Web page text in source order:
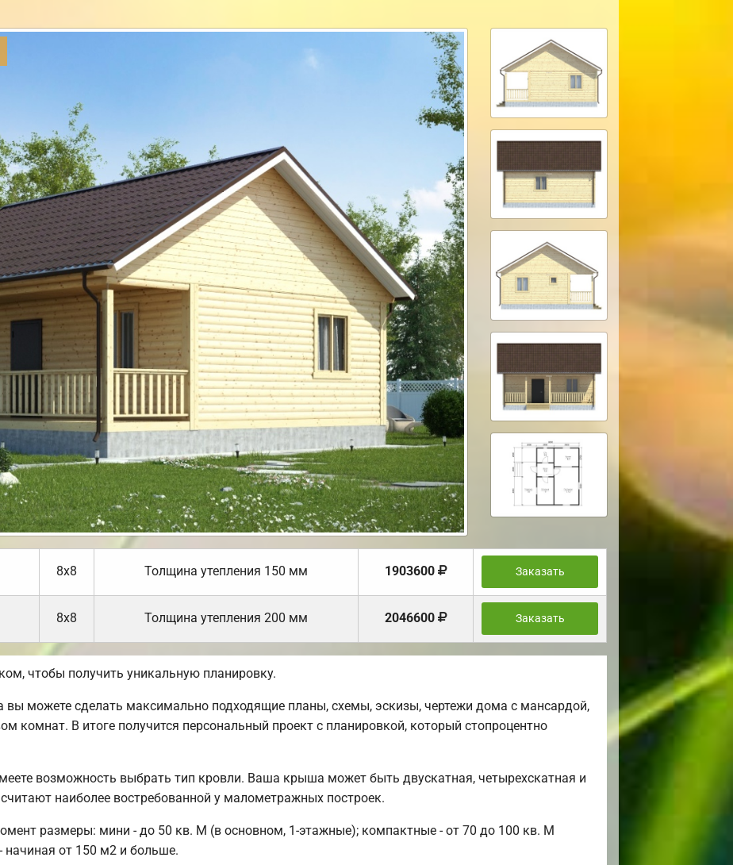
8х8 Толщина утепления 150 мм 1903600 Заказать
8х8 Толщина утепления 200 мм 2046600 Заказать
чтобы получить уникальную планировку.
вы можете сделать максимально подходящие планы, схемы, эскизы, чертежи дома с мансардой,
комнат. В итоге получится персональный проект с планировкой, который стопроцентно
возможность выбрать тип кровли. Ваша крыша может быть двускатная, четырехскатная и
наиболее востребованной у малометражных построек.
размеры: мини - до 50 кв. М (в основном, 1-этажные); компактные - от 70 до 100 кв. М
от 150 м2 и больше.